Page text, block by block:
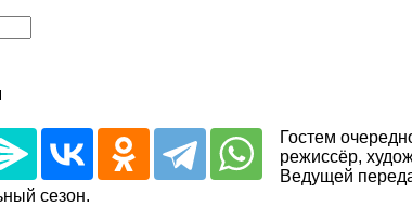
Гостем
режиссёр,
Ведущей
сезон.